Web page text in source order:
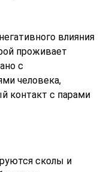
влияния
проживает
с
человека,
контакт с парами
сколы и